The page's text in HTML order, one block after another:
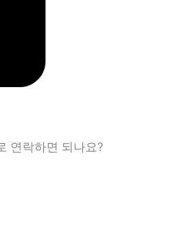
연락하면 되나요?